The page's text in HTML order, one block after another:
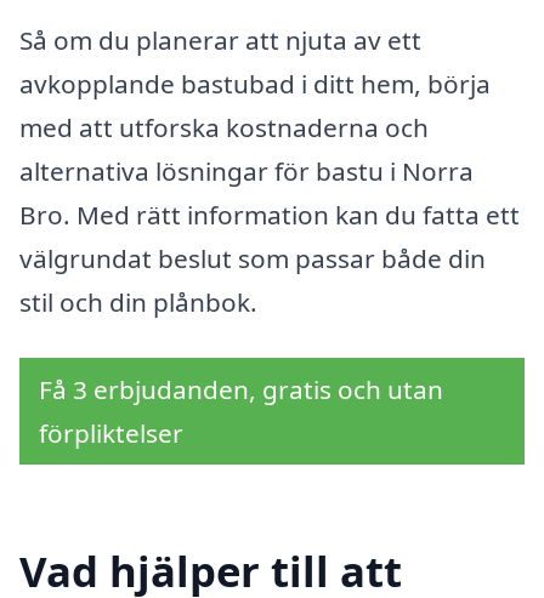
Så om du planerar att njuta av ett
avkopplande bastubad i ditt hem, börja
med att utforska kostnaderna och
alternativa lösningar för bastu i Norra
Bro. Med rätt information kan du fatta ett
välgrundat beslut som passar både din
stil och din plånbok.
Få 3 erbjudanden, gratis och utan
förpliktelser
Vad hjälper till att